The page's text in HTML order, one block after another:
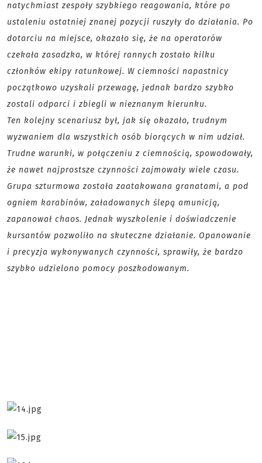
natychmiast zespoły szybkiego reagowania, które po
ustaleniu ostatniej znanej pozycji ruszyły do działania. Po
dotarciu na miejsce, okazało się, że na operatorów
czekała zasadzka, w której rannych zostało kilku
członków ekipy ratunkowej. W ciemności napastnicy
początkowo uzyskali przewagę, jednak bardzo szybko
zostali odparci i zbiegli w nieznanym kierunku.
Ten kolejny scenariusz był, jak się okazało, trudnym
wyzwaniem dla wszystkich osób biorących w nim udział.
Trudne warunki, w połączeniu z ciemnością, spowodowały,
że nawet najprostsze czynności zajmowały wiele czasu.
Grupa szturmowa została zaatakowana granatami, a pod
ogniem karabinów, załadowanych ślepą amunicją,
zapanował chaos. Jednak wyszkolenie i doświadczenie
kursantów pozwoliło na skuteczne działanie. Opanowanie
i precyzja wykonywanych czynności, sprawiły, że bardzo
szybko udzielono pomocy poszkodowanym.